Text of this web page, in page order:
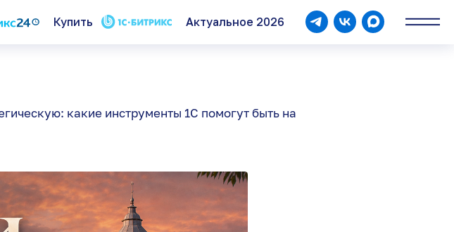
Купить Актуальное 2026
какие инструменты 1С помогут быть на